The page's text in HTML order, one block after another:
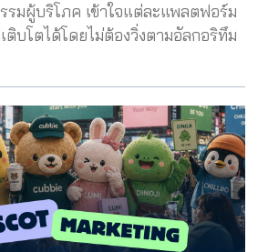
รมผู้บริโภค เข้าใจแต่ละแพลตฟอร์ม
ติบโตได้โดยไม่ต้องวิ่งตามอัลกอริทึม